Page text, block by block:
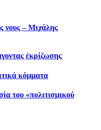
νους – Μιχάλης
ἐκρίζωσης
κόμματα
του «πολιτισμικού